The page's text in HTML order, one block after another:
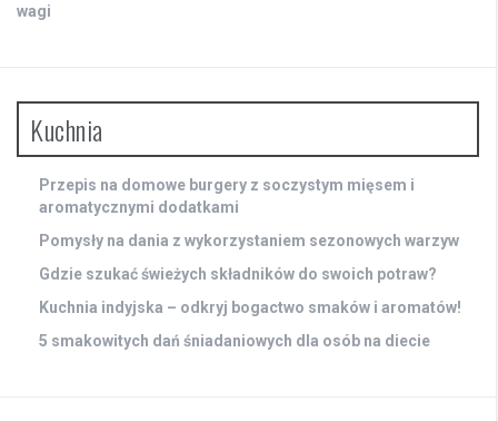
wagi
Kuchnia
Przepis na domowe burgery z soczystym mięsem i
aromatycznymi dodatkami
Pomysły na dania z wykorzystaniem sezonowych warzyw
Gdzie szukać świeżych składników do swoich potraw?
Kuchnia indyjska – odkryj bogactwo smaków i aromatów!
5 smakowitych dań śniadaniowych dla osób na diecie